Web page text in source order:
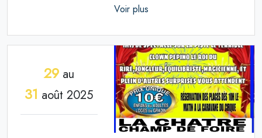
Voir plus
29au
31 août 2025